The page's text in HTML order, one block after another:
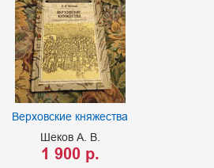
Верховские княжества
Шеков А. В.
1 900 р.